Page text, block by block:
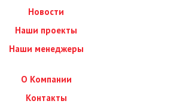
Новости
Наши проекты
Наши менеджеры
О Компании
Контакты